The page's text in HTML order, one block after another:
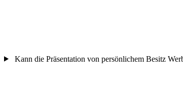
Kann die Präsentation von persönlichem Besitz